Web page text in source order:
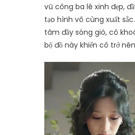
vũ công ba lê xinh đẹp,
tạo hình vô cùng xuất
tâm đầy sóng gió, cô
bộ đồ này khiến cô trở